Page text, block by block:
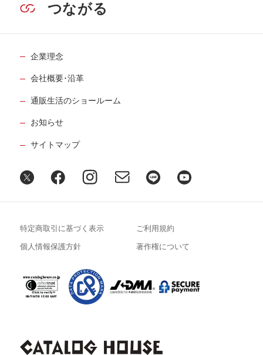
つながる
企業理念
会社概要･沿革
通販生活のショールーム
お知らせ
サイトマップ
特定商取引に基づく表示 ご利用規約
個人情報保護方針 著作権について